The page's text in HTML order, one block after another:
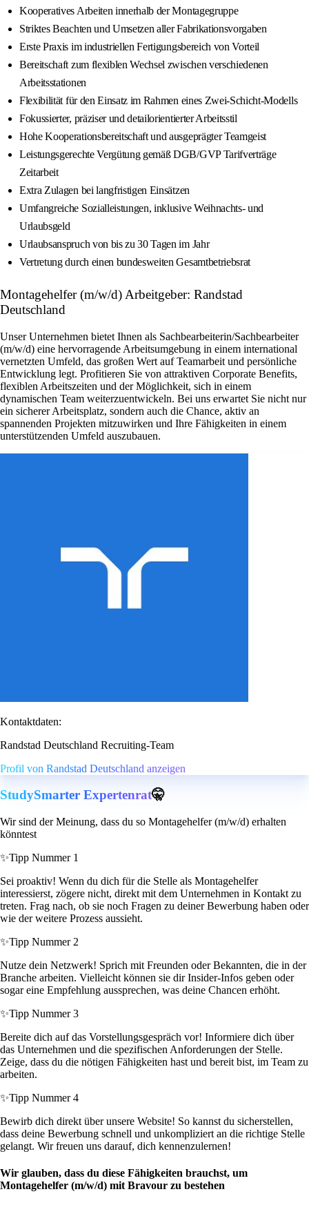
Kooperatives Arbeiten innerhalb der Montagegruppe
Striktes Beachten und Umsetzen aller Fabrikationsvorgaben
Erste Praxis im industriellen Fertigungsbereich von Vorteil
Bereitschaft zum flexiblen Wechsel zwischen verschiedenen
Arbeitsstationen
Flexibilität für den Einsatz im Rahmen eines Zwei-Schicht-Modells
Fokussierter, präziser und detailorientierter Arbeitsstil
Hohe Kooperationsbereitschaft und ausgeprägter Teamgeist
Leistungsgerechte Vergütung gemäß DGB/GVP Tarifverträge
Zeitarbeit
Extra Zulagen bei langfristigen Einsätzen
Umfangreiche Sozialleistungen, inklusive Weihnachts- und
Urlaubsgeld
Urlaubsanspruch von bis zu 30 Tagen im Jahr
Vertretung durch einen bundesweiten Gesamtbetriebsrat
Montagehelfer (m/w/d) Arbeitgeber: Randstad
Deutschland
Unser Unternehmen bietet Ihnen als Sachbearbeiterin/Sachbearbeiter
(m/w/d) eine hervorragende Arbeitsumgebung in einem international
vernetzten Umfeld, das großen Wert auf Teamarbeit und persönliche
Entwicklung legt. Profitieren Sie von attraktiven Corporate Benefits,
flexiblen Arbeitszeiten und der Möglichkeit, sich in einem
dynamischen Team weiterzuentwickeln. Bei uns erwartet Sie nicht nur
ein sicherer Arbeitsplatz, sondern auch die Chance, aktiv an
spannenden Projekten mitzuwirken und Ihre Fähigkeiten in einem
unterstützenden Umfeld auszubauen.
Kontaktdaten:
Randstad Deutschland Recruiting-Team
Profil von Randstad Deutschland anzeigen
StudySmarter Expertenrat🤫
Wir sind der Meinung, dass du so Montagehelfer (m/w/d) erhalten
könntest
✨Tipp Nummer 1
Sei proaktiv! Wenn du dich für die Stelle als Montagehelfer
interessierst, zögere nicht, direkt mit dem Unternehmen in Kontakt zu
treten. Frag nach, ob sie noch Fragen zu deiner Bewerbung haben oder
wie der weitere Prozess aussieht.
✨Tipp Nummer 2
Nutze dein Netzwerk! Sprich mit Freunden oder Bekannten, die in der
Branche arbeiten. Vielleicht können sie dir Insider-Infos geben oder
sogar eine Empfehlung aussprechen, was deine Chancen erhöht.
✨Tipp Nummer 3
Bereite dich auf das Vorstellungsgespräch vor! Informiere dich über
das Unternehmen und die spezifischen Anforderungen der Stelle.
Zeige, dass du die nötigen Fähigkeiten hast und bereit bist, im Team zu
arbeiten.
✨Tipp Nummer 4
Bewirb dich direkt über unsere Website! So kannst du sicherstellen,
dass deine Bewerbung schnell und unkompliziert an die richtige Stelle
gelangt. Wir freuen uns darauf, dich kennenzulernen!
Wir glauben, dass du diese Fähigkeiten brauchst, um
Montagehelfer (m/w/d) mit Bravour zu bestehen